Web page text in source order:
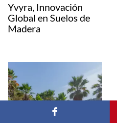
Yvyra, Innovación
Global en Suelos de
Madera